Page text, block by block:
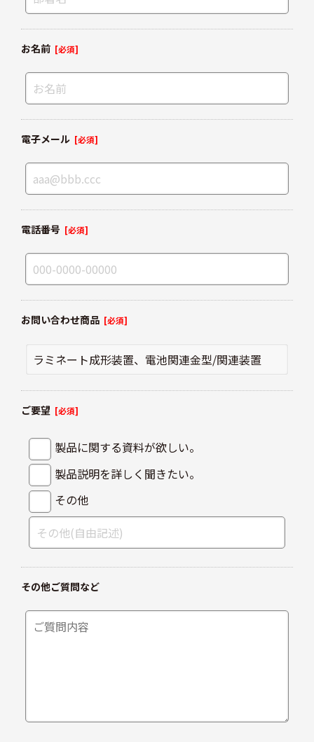
お名前 [必須]
電子メール [必須]
電話番号 [必須]
お問い合わせ商品 [必須]
ご要望 [必須]
製品に関する資料が欲しい。
製品説明を詳しく聞きたい。
その他
その他ご質問など